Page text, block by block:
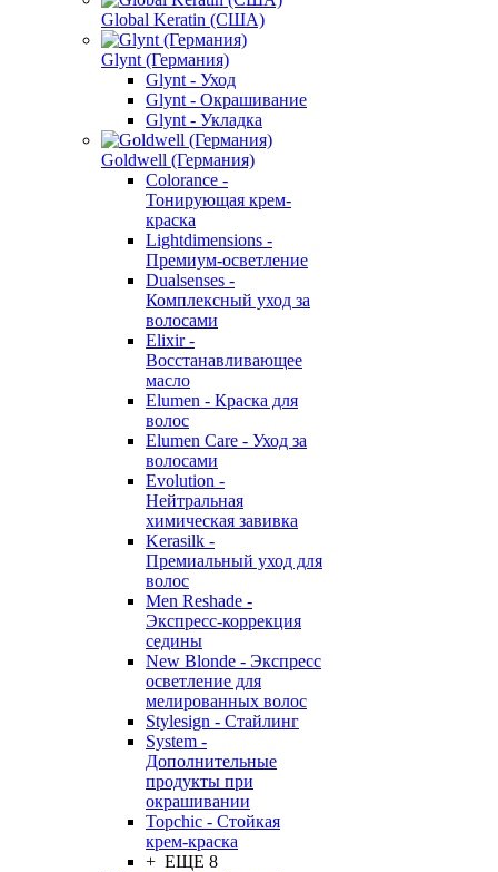
Global Keratin (США)
Glynt (Германия)
Glynt - Уход
Glynt - Окрашивание
Glynt - Укладка
Goldwell (Германия)
Colorance -
Тонирующая крем-
краска
Lightdimensions -
Премиум-осветление
Dualsenses -
Комплексный уход за
волосами
Elixir -
Восстанавливающее
масло
Elumen - Краска для
волос
Elumen Care - Уход за
волосами
Evolution -
Нейтральная
химическая завивка
Kerasilk -
Премиальный уход для
волос
Men Reshade -
Экспресс-коррекция
седины
New Blonde - Экспресс
осветление для
мелированных волос
Stylesign - Стайлинг
System -
Дополнительные
продукты при
окрашивании
Topchic - Стойкая
крем-краска
+ ЕЩЕ 8